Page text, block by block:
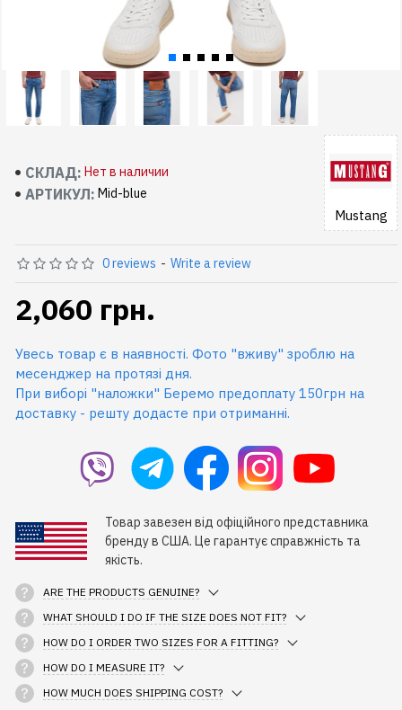
СКЛАД: Нет в наличии
АРТИКУЛ: Mid-blue
Mustang
0 reviews - Write a review
2,060 грн.
Увесь товар є в наявності. Фото "вживу" зроблю на
месенджер на протязі дня.
При виборі "наложки" Беремо предоплату 150грн на
доставку - решту додасте при отриманні.
Товар завезен від офіційного представника
бренду в США. Це гарантує справжність та
якість.
ARE THE PRODUCTS GENUINE?
WHAT SHOULD I DO IF THE SIZE DOES NOT FIT?
HOW DO I ORDER TWO SIZES FOR A FITTING?
HOW DO I MEASURE IT?
HOW MUCH DOES SHIPPING COST?